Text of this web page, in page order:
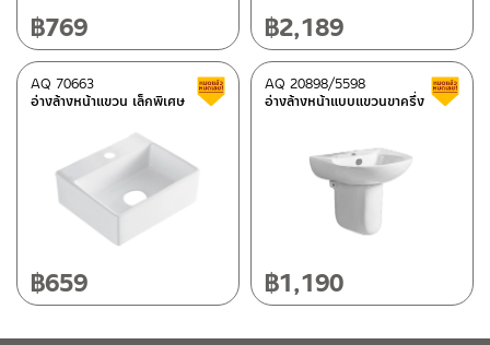
฿769 ฿2,189
อ่างล้างหน้าแขวน เล็กพิเศษ
AQ 70663 สินค้าลดราคา เคลียร์สต็อก
฿659
อ่างล้างหน้าแบบแขวนขาครึ่ง
AQ 20898/5598
฿1,190